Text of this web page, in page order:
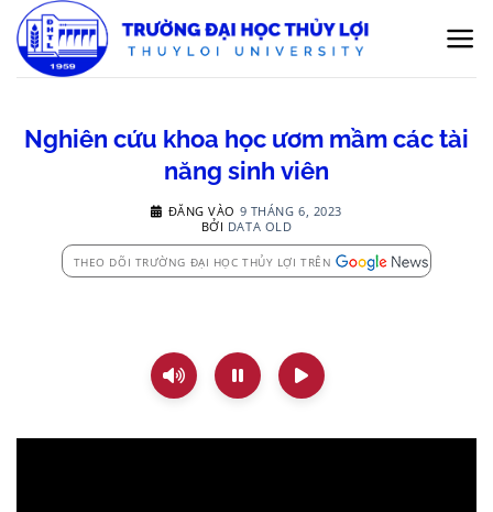
qua
nội
Nghiên cứu khoa học ươm mầm các tài
năng sinh viên
ĐĂNG VÀO 9 THÁNG 6, 2023
BỞI DATA OLD
THEO DÕI TRƯỜNG ĐẠI HỌC THỦY LỢI TRÊN